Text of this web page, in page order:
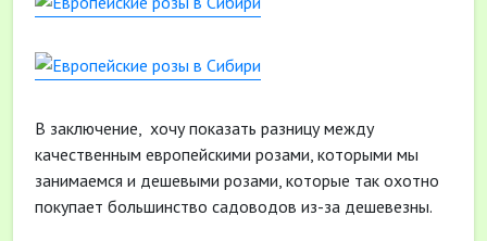
В заключение, хочу показать разницу между
качественным европейскими розами, которыми мы
занимаемся и дешевыми розами, которые так охотно
покупает большинство садоводов из-за дешевезны.